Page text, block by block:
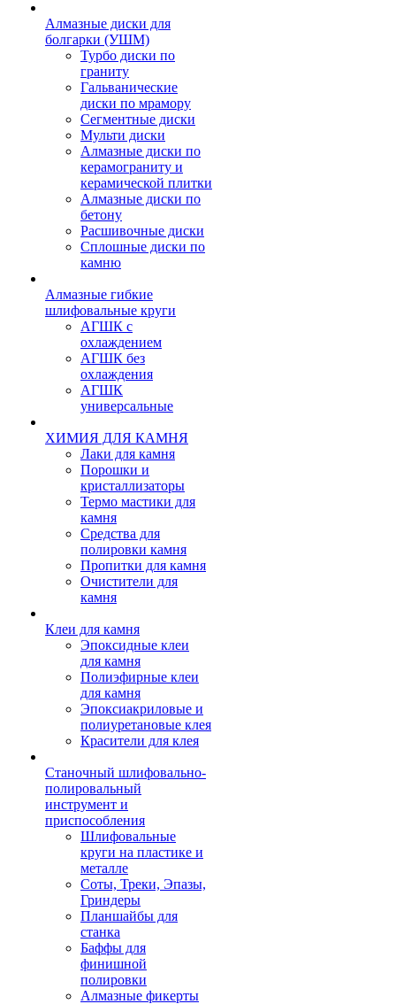
Алмазные диски для
болгарки (УШМ)
Турбо диски по
граниту
Гальванические
диски по мрамору
Сегментные диски
Мульти диски
Алмазные диски по
керамограниту и
керамической плитки
Алмазные диски по
бетону
Расшивочные диски
Сплошные диски по
камню
Алмазные гибкие
шлифовальные круги
АГШК с
охлаждением
АГШК без
охлаждения
АГШК
универсальные
ХИМИЯ ДЛЯ КАМНЯ
Лаки для камня
Порошки и
кристаллизаторы
Термо мастики для
камня
Средства для
полировки камня
Пропитки для камня
Очистители для
камня
Клеи для камня
Эпоксидные клеи
для камня
Полиэфирные клеи
для камня
Эпоксиакриловые и
полиуретановые клея
Красители для клея
Станочный шлифовально-
полировальный
инструмент и
приспособления
Шлифовальные
круги на пластике и
металле
Соты, Треки, Эпазы,
Гриндеры
Планшайбы для
станка
Баффы для
финишной
полировки
Алмазные фикерты